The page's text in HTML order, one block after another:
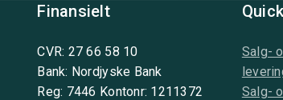
Finansielt
CVR: 27 66 58 10
Bank: Nordjyske Bank
Reg: 7446 Kontonr: 1211372
Salg-
Salg-